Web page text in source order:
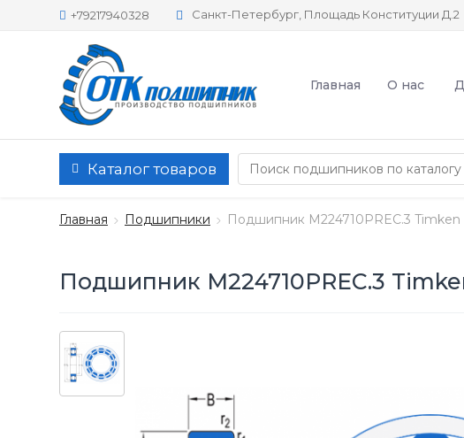
+79217940328 Санкт-Петербург, Площадь Конституции Д.2
Главная О нас
Каталог товаров
Главная Подшипники Подшипник M224710PREC.3 Timken
Подшипник M224710PREC.3